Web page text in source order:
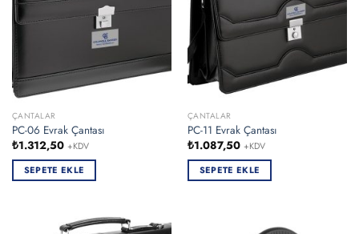
ÇANTALAR
PC-06 Evrak Çantası
₺1.312,50 +KDV
SEPETE EKLE
ÇANTALAR
PC-11 Evrak Çantası
₺1.087,50 +KDV
SEPETE EKLE